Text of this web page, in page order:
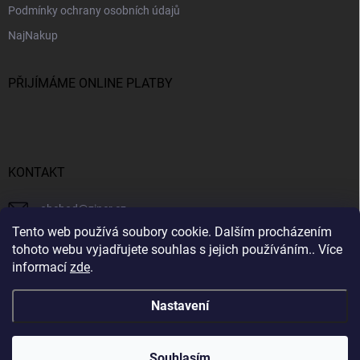
Tento web používá soubory cookie. Dalším procházením
tohoto webu vyjadřujete souhlas s jejich používáním.. Více
informací zde.
Nastavení
Podmínky ochrany osobních údajů
NajNakup
PŘIJÍMÁME ONLINE PLATBY
KONTAKT
obchod@ziner.cz
728 355 665
ZINER . Všechna práva vyhrazena.